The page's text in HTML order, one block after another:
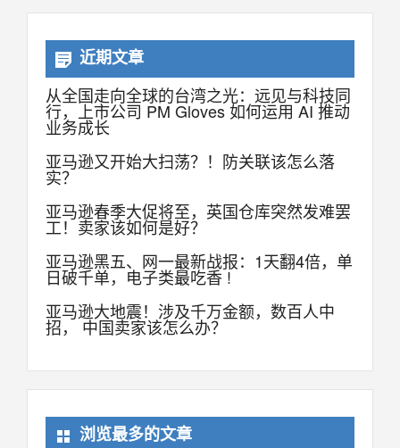
近期文章
从全国走向全球的台湾之光：远见与科技同
行，上市公司 PM Gloves 如何运用 AI 推动
业务成长
亚马逊又开始大扫荡？！防关联该怎么落
实？
亚马逊春季大促将至，英国仓库突然发难罢
工！卖家该如何是好？
亚马逊黑五、网一最新战报：1天翻4倍，单
日破千单，电子类最吃香 !
亚马逊大地震！涉及千万金额，数百人中
招， 中国卖家该怎么办？
浏览最多的文章